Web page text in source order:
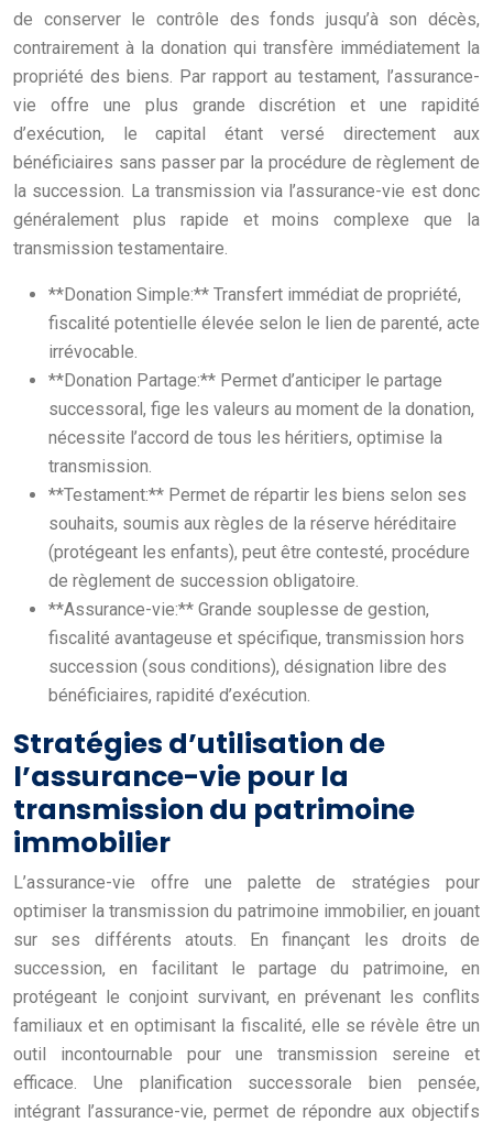
de conserver le contrôle des fonds jusqu’à son décès,
contrairement à la donation qui transfère immédiatement la
propriété des biens. Par rapport au testament, l’assurance-
vie offre une plus grande discrétion et une rapidité
d’exécution, le capital étant versé directement aux
bénéficiaires sans passer par la procédure de règlement de
la succession. La transmission via l’assurance-vie est donc
généralement plus rapide et moins complexe que la
transmission testamentaire.
**Donation Simple:** Transfert immédiat de propriété,
fiscalité potentielle élevée selon le lien de parenté, acte
irrévocable.
**Donation Partage:** Permet d’anticiper le partage
successoral, fige les valeurs au moment de la donation,
nécessite l’accord de tous les héritiers, optimise la
transmission.
**Testament:** Permet de répartir les biens selon ses
souhaits, soumis aux règles de la réserve héréditaire
(protégeant les enfants), peut être contesté, procédure
de règlement de succession obligatoire.
**Assurance-vie:** Grande souplesse de gestion,
fiscalité avantageuse et spécifique, transmission hors
succession (sous conditions), désignation libre des
bénéficiaires, rapidité d’exécution.
Stratégies d’utilisation de
l’assurance-vie pour la
transmission du patrimoine
immobilier
L’assurance-vie offre une palette de stratégies pour
optimiser la transmission du patrimoine immobilier, en jouant
sur ses différents atouts. En finançant les droits de
succession, en facilitant le partage du patrimoine, en
protégeant le conjoint survivant, en prévenant les conflits
familiaux et en optimisant la fiscalité, elle se révèle être un
outil incontournable pour une transmission sereine et
efficace. Une planification successorale bien pensée,
intégrant l’assurance-vie, permet de répondre aux objectifs